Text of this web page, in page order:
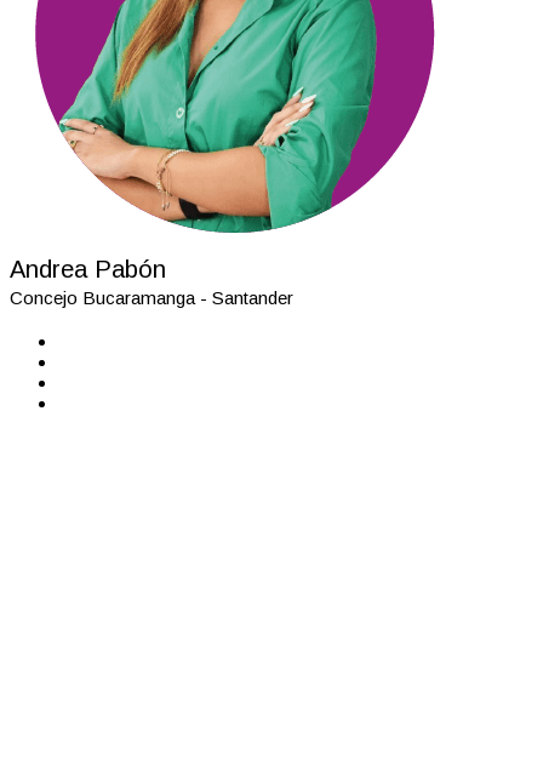
Andrea Pabón
Concejo Bucaramanga - Santander